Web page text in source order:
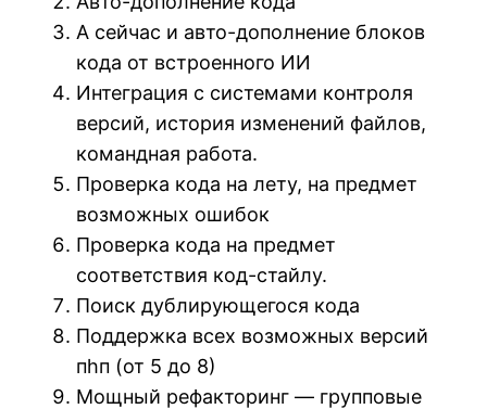
А сейчас и авто-дополнение блоков
кода от встроенного ИИ
Интеграция с системами контроля
версий, история изменений файлов,
командная работа.
Проверка кода на лету, на предмет
возможных ошибок
Проверка кода на предмет
соответствия код-стайлу.
Поиск дублирующегося кода
Поддержка всех возможных версий
пhп (от 5 до 8)
Мощный рефакторинг — групповые